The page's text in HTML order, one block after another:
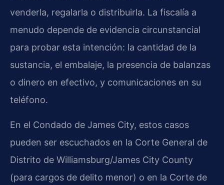
venderla, regalarla o distribuirla. La fiscalía a
menudo depende de evidencia circunstancial
para probar esta intención: la cantidad de la
sustancia, el embalaje, la presencia de balanzas
o dinero en efectivo, y comunicaciones en su
teléfono.
En el Condado de James City, estos casos
pueden ser escuchados en la Corte General de
Distrito de Williamsburg/James City County
(para cargos de delito menor) o en la Corte de